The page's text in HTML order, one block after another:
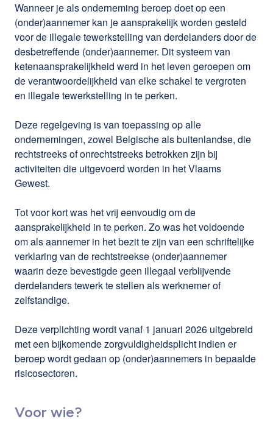
Wanneer je als onderneming beroep doet op een
(onder)aannemer kan je aansprakelijk worden gesteld
voor de illegale tewerkstelling van derdelanders door de
desbetreffende (onder)aannemer. Dit systeem van
ketenaansprakelijkheid werd in het leven geroepen om
de verantwoordelijkheid van elke schakel te vergroten
en illegale tewerkstelling in te perken.
Deze regelgeving is van toepassing op alle
ondernemingen, zowel Belgische als buitenlandse, die
rechtstreeks of onrechtstreeks betrokken zijn bij
activiteiten die uitgevoerd worden in het Vlaams
Gewest.
Tot voor kort was het vrij eenvoudig om de
aansprakelijkheid in te perken. Zo was het voldoende
om als aannemer in het bezit te zijn van een schriftelijke
verklaring van de rechtstreekse (onder)aannemer
waarin deze bevestigde geen illegaal verblijvende
derdelanders tewerk te stellen als werknemer of
zelfstandige.
Deze verplichting wordt vanaf 1 januari 2026 uitgebreid
met een bijkomende zorgvuldigheidsplicht indien er
beroep wordt gedaan op (onder)aannemers in bepaalde
risicosectoren.
Voor wie?